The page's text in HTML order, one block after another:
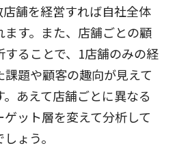
舗を経営すれば自社全体
す。また、店舗ごとの顧
ることで、1店舗のみの経
題や顧客の趣向が見えて
あえて店舗ごとに異なる
ット層を変えて分析して
ょう。